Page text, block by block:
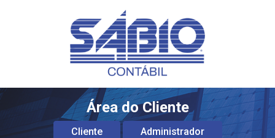
Área do Cliente
Cliente Administrador